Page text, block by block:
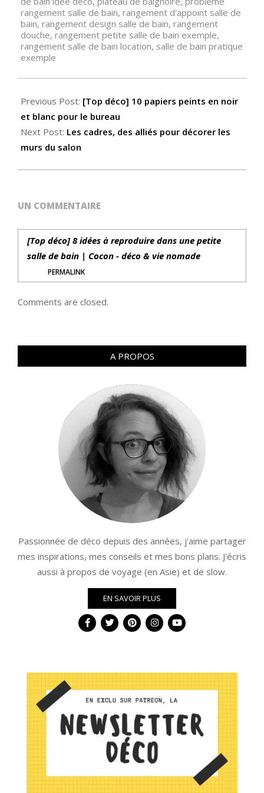
rangement salle de bain, rangement d'appoint salle de
bain, rangement design salle de bain, rangement
douche, rangement petite salle de bain exemple,
rangement salle de bain location, salle de bain pratique
exemple
Previous Post: [Top déco] 10 papiers peints en noir
et blanc pour le bureau
Next Post: Les cadres, des alliés pour décorer les
murs du salon
UN COMMENTAIRE
[Top déco] 8 idées à reproduire dans une petite
salle de bain | Cocon - déco & vie nomade
PERMALINK
Comments are closed.
A PROPOS
Passionnée de déco depuis des années, j'aime partager
mes inspirations, mes conseils et mes bons plans. J'écris
aussi à propos de voyage (en Asie) et de slow.
EN SAVOIR PLUS